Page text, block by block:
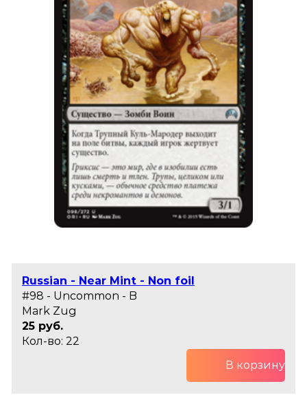
Russian - Near Mint - Non foil
#98 - Uncommon - B
Mark Zug
25 руб.
Кол-во: 22
В корзину